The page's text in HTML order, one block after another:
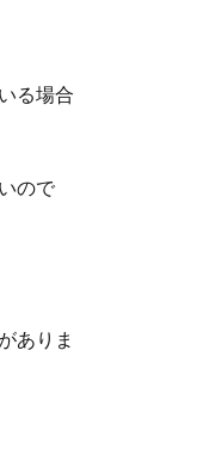
る場合
ので
ありま